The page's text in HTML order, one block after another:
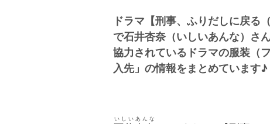
ドラマ【刑事、ふりだしに戻る
で石井杏奈（いしいあんな）さ
協力されているドラマの服装（
入先」の情報をまとめています♪
いしいあんな